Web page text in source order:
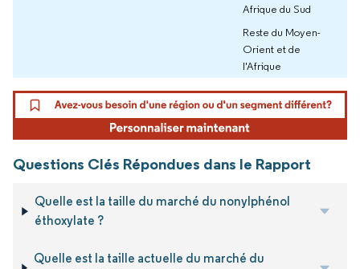
Afrique du Sud
Reste du Moyen-
Orient et de
l'Afrique
Questions Clés Répondues dans le Rapport
Quelle est la taille du marché du nonylphénol
éthoxylate ?
Quelle est la taille actuelle du marché du